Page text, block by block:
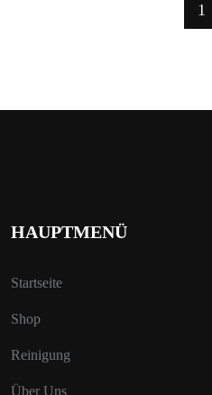
1
HAUPTMENÜ
Startseite
Shop
Reinigung
Über Uns